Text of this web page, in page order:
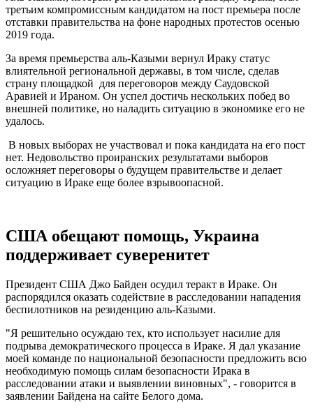
третьим компромиссным кандидатом на пост премьера после
отставки правительства на фоне народных протестов осенью
2019 года.
За время премьерства аль-Казыми вернул Ираку статус
влиятельной региональной державы, в том числе, сделав
страну площадкой для переговоров между Саудовской
Аравией и Ираном. Он успел достичь нескольких побед во
внешней политике, но наладить ситуацию в экономике его не
удалось.
В новых выборах не участвовал и пока кандидата на его пост
нет. Недовольство проиранских результатами выборов
осложняет переговоры о будущем правительстве и делает
ситуацию в Ираке еще более взрывоопасной.
США обещают помощь, Украина
поддерживает суверенитет
Президент США Джо Байден осудил теракт в Ираке. Он
распорядился оказать содействие в расследовании нападения
беспилотников на резиденцию аль-Казыми.
"Я решительно осуждаю тех, кто использует насилие для
подрыва демократического процесса в Ираке. Я дал указание
моей команде по национальной безопасности предложить всю
необходимую помощь силам безопасности Ирака в
расследовании атаки и выявлении виновных", - говорится в
заявлении Байдена на сайте Белого дома.